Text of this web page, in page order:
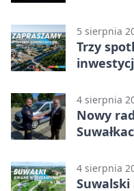
5 sierpnia
Trzy
4 sierpnia
Nowy
4 sierpnia